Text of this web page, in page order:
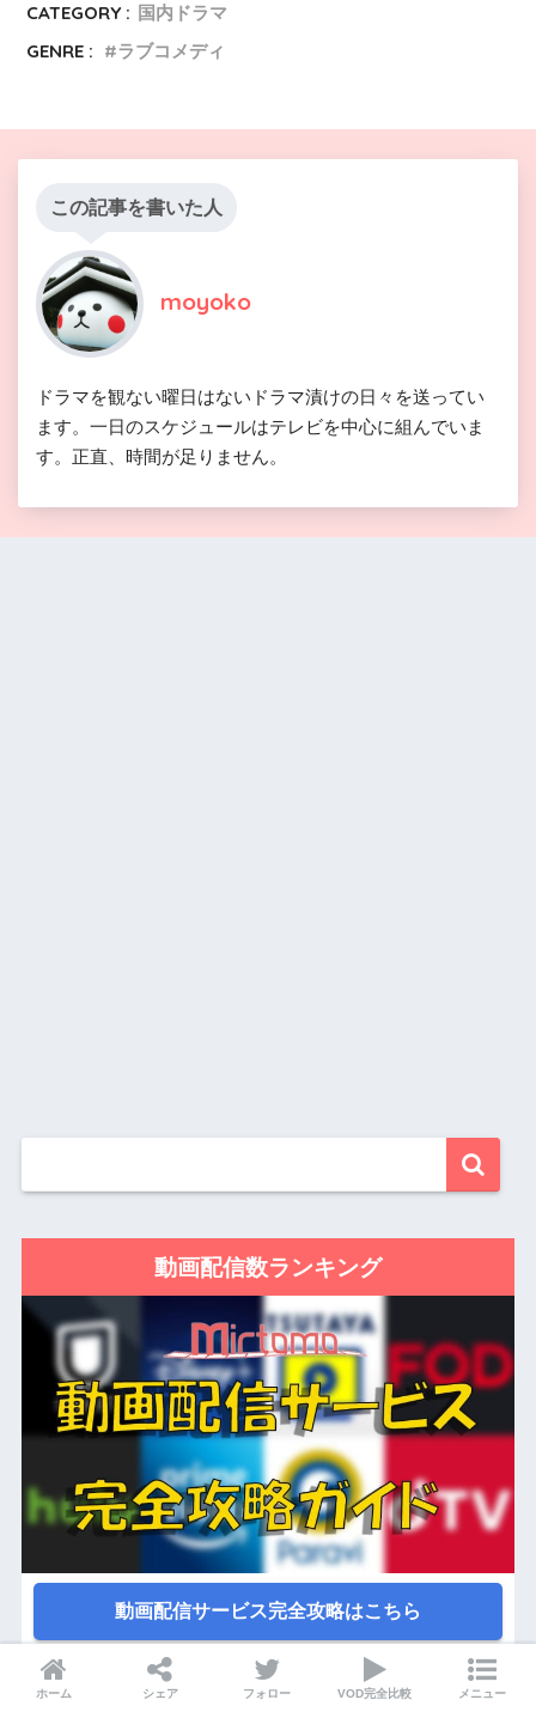
CATEGORY : 国内ドラマ
GENRE :
ラブコメディ
この記事を書いた人
moyoko
ドラマを観ない曜日はないドラマ漬けの日々を送ってい
ます。一日のスケジュールはテレビを中心に組んでいま
す。正直、時間が足りません。
動画配信数ランキング
動画配信サービス完全攻略はこちら
映画
ホーム シェア フォロー VOD完全比較 メニュー